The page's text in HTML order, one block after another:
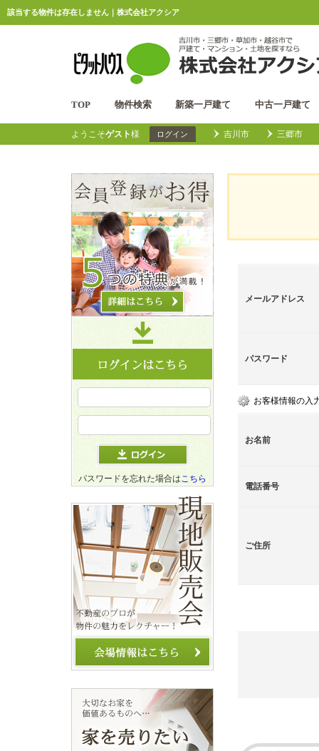
該当する物件は存在しません｜株式会社アクシア
TOP 物件検索 新築一戸建て 中古一戸建て
ようこそゲスト様 ログイン 吉川市 三郷市
メールアドレス
パスワード
お客様情報の入
お名前
電話番号
ご住所
パスワードを忘れた場合はこちら